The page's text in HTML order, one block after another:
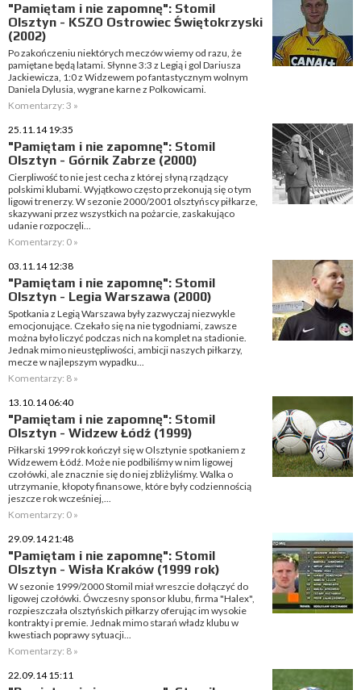
"Pamiętam i nie zapomnę": Stomil
Olsztyn - KSZO Ostrowiec Świętokrzyski
(2002)
Po zakończeniu niektórych meczów wiemy od razu, że
pamiętane będą latami. Słynne 3:3 z Legią i gol Dariusza
Jackiewicza, 1:0 z Widzewem po fantastycznym wolnym
Daniela Dylusia, wygrane karne z Polkowicami.
Komentarzy: 3 »
25.11.14 19:35
"Pamiętam i nie zapomnę": Stomil
Olsztyn - Górnik Zabrze (2000)
Cierpliwość to nie jest cecha z której słyną rządzący
polskimi klubami. Wyjątkowo często przekonują się o tym
ligowi trenerzy. W sezonie 2000/2001 olsztyńscy piłkarze,
skazywani przez wszystkich na pożarcie, zaskakująco
udanie rozpoczęli...
Komentarzy: 0 »
03.11.14 12:38
"Pamiętam i nie zapomnę": Stomil
Olsztyn - Legia Warszawa (2000)
Spotkania z Legią Warszawa były zazwyczaj niezwykle
emocjonujące. Czekało się na nie tygodniami, zawsze
można było liczyć podczas nich na komplet na stadionie.
Jednak mimo nieustępliwości, ambicji naszych piłkarzy,
mecze w najlepszym wypadku...
Komentarzy: 8 »
13.10.14 06:40
"Pamiętam i nie zapomnę": Stomil
Olsztyn - Widzew Łódź (1999)
Piłkarski 1999 rok kończył się w Olsztynie spotkaniem z
Widzewem Łódź. Może nie podbiliśmy w nim ligowej
czołówki, ale znacznie się do niej zbliżyliśmy. Walka o
utrzymanie, kłopoty finansowe, które były codziennością
jeszcze rok wcześniej,...
Komentarzy: 0 »
29.09.14 21:48
"Pamiętam i nie zapomnę": Stomil
Olsztyn - Wisła Kraków (1999 rok)
W sezonie 1999/2000 Stomil miał wreszcie dołączyć do
ligowej czołówki. Ówczesny sponsor klubu, firma "Halex",
rozpieszczała olsztyńskich piłkarzy oferując im wysokie
kontrakty i premie. Jednak mimo starań władz klubu w
kwestiach poprawy sytuacji...
Komentarzy: 8 »
22.09.14 15:11